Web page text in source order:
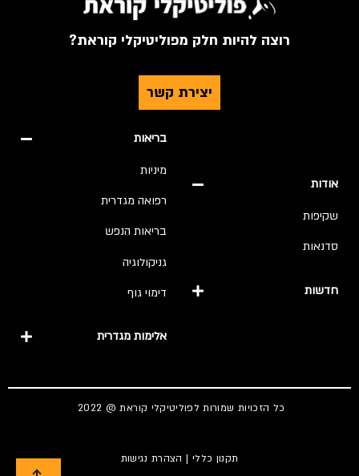
רוצה להיות חלק מפוליטיקלי קוראת?
יצירת קשר
אודות
שקיפות
סדנאות
חדשות
בריאות
מיניות
רפואה מגדרית
בריאות הנפש
גניקולוגיה
דימוי גוף
אלימות מגדרית
כל הזכויות שמורות לפוליטיקלי קוראת @ 2022
תקנון כללי | הצהרת נגישות